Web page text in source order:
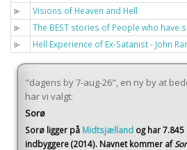
Visions of Heaven and Hell
The BEST stories of People who have
Hell Experience of Ex-Satanist - John
"dagens by 7-aug-26", en ny by at
har vi valgt:
Sorø
Sorø ligger på Midtsjælland og har 7.845
indbyggere (2014). Navnet kommer af